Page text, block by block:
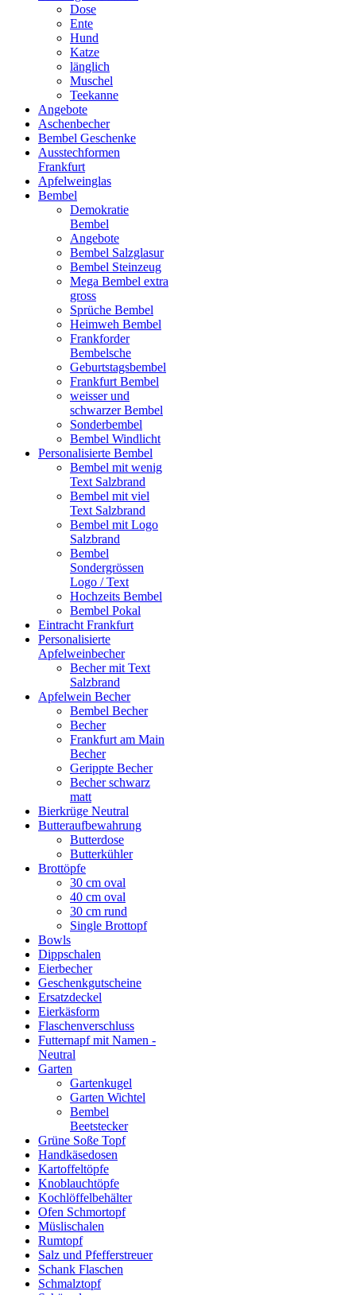
Dose
Ente
Hund
Katze
länglich
Muschel
Teekanne
Angebote
Aschenbecher
Bembel Geschenke
Ausstechformen
Frankfurt
Apfelweinglas
Bembel
Demokratie
Bembel
Angebote
Bembel Salzglasur
Bembel Steinzeug
Mega Bembel extra
gross
Sprüche Bembel
Heimweh Bembel
Frankforder
Bembelsche
Geburtstagsbembel
Frankfurt Bembel
weisser und
schwarzer Bembel
Sonderbembel
Bembel Windlicht
Personalisierte Bembel
Bembel mit wenig
Text Salzbrand
Bembel mit viel
Text Salzbrand
Bembel mit Logo
Salzbrand
Bembel
Sondergrössen
Logo / Text
Hochzeits Bembel
Bembel Pokal
Eintracht Frankfurt
Personalisierte
Apfelweinbecher
Becher mit Text
Salzbrand
Apfelwein Becher
Bembel Becher
Becher
Frankfurt am Main
Becher
Gerippte Becher
Becher schwarz
matt
Bierkrüge Neutral
Butteraufbewahrung
Butterdose
Butterkühler
Brottöpfe
30 cm oval
40 cm oval
30 cm rund
Single Brottopf
Bowls
Dippschalen
Eierbecher
Geschenkgutscheine
Ersatzdeckel
Eierkäsform
Flaschenverschluss
Futternapf mit Namen -
Neutral
Garten
Gartenkugel
Garten Wichtel
Bembel
Beetstecker
Grüne Soße Topf
Handkäsedosen
Kartoffeltöpfe
Knoblauchtöpfe
Kochlöffelbehälter
Ofen Schmortopf
Müslischalen
Rumtopf
Salz und Pfefferstreuer
Schank Flaschen
Schmalztopf